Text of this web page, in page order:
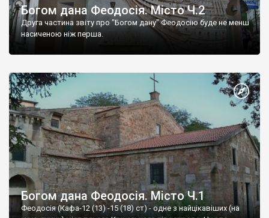
Богом дана Феодосія. Місто Ч.2
Друга частина звіту про "Богом дану" Феодосію буде не менш
насиченою ніж перша.
Богом дана Феодосія. Місто Ч.1
Феодосія (Кафа-12 (13) -15 (18) ст) - одне з найцікавіших (на